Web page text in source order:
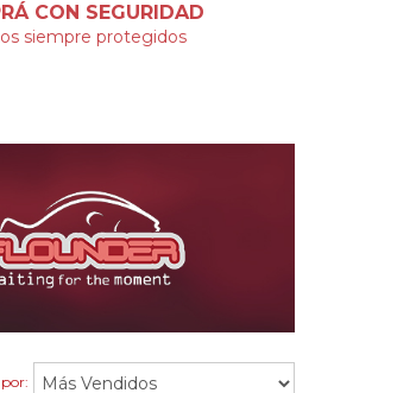
CON SEGURIDAD
siempre protegidos